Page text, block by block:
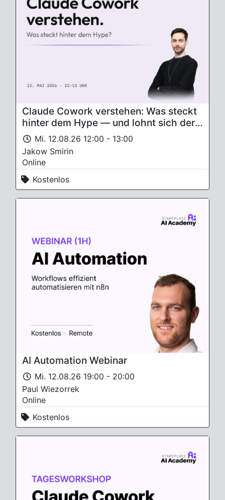
Claude Cowork verstehen: Was steckt
hinter dem Hype — und lohnt sich der
Einstieg für deine Arbeit?
Mi. 12.08.26 12:00 - 13:00
Jakow Smirin
Online
Kostenlos
AI Automation Webinar
Mi. 12.08.26 19:00 - 20:00
Paul Wiezorrek
Online
Kostenlos